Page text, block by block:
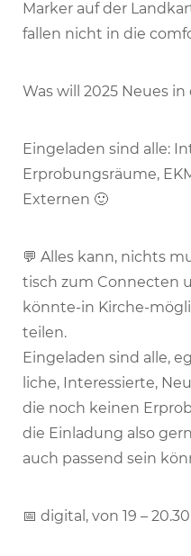
Marker auf der
fallen nicht in die
Was will 2025 Neues in
Einge­laden sind alle:
Erpro­bungs­räume,
Externen 🙂
💬 Alles kann, nichts
tisch zum Connecten
könnte-in Kirche-
teilen.
Einge­laden sind alle,
liche, Inter­es­sierte,
die noch keinen
die Einla­dung also
auch passend sein
📅 digital, von 19 –